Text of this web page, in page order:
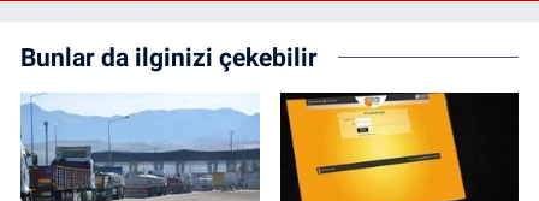
Bunlar da ilginizi çekebilir